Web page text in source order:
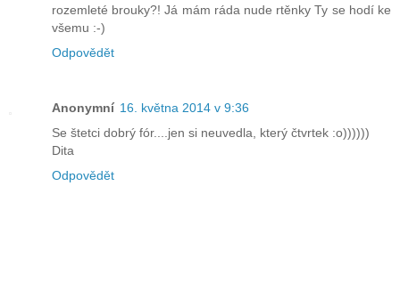
rozemleté brouky?! Já mám ráda nude rtěnky Ty se hodí ke
všemu :-)
Odpovědět
Anonymní 16. května 2014 v 9:36
Se štetci dobrý fór....jen si neuvedla, který čtvrtek :o))))))
Dita
Odpovědět